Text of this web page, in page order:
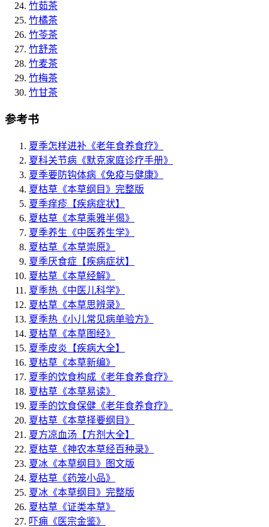
竹茹茶
竹橘茶
竹苓茶
竹舒茶
竹麦茶
竹梅茶
竹甘茶
参考书
夏季怎样进补 《老年食养食疗》
夏科关节病 《默克家庭诊疗手册》
夏季要防钩体病 《免疫与健康》
夏枯草 《本草纲目》完整版
夏季痒疹 【疾病症状】
夏枯草 《本草乘雅半偈》
夏季养生 《中医养生学》
夏枯草 《本草崇原》
夏季厌食症 【疾病症状】
夏枯草 《本草经解》
夏季热 《中医儿科学》
夏枯草 《本草思辨录》
夏季热 《小儿常见病单验方》
夏枯草 《本草图经》
夏季皮炎 【疾病大全】
夏枯草 《本草新编》
夏季的饮食构成 《老年食养食疗》
夏枯草 《本草易读》
夏季的饮食保健 《老年食养食疗》
夏枯草 《本草择要纲目》
夏方凉血汤 【方剂大全】
夏枯草 《神农本草经百种录》
夏冰 《本草纲目》图文版
夏枯草 《药笼小品》
夏冰 《本草纲目》完整版
夏枯草 《证类本草》
吓痈 《医宗金鉴》